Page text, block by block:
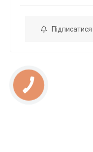
Підписатися